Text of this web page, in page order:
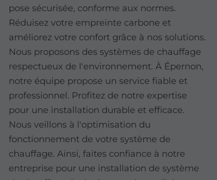
pose sécurisée, conforme aux normes.
Réduisez votre empreinte carbone et
améliorez votre confort grâce à nos solutions.
Nous proposons des systèmes de chauffage
respectueux de l'environnement. À Épernon,
notre équipe propose un service fiable et
professionnel. Profitez de notre expertise
pour une installation durable et efficace.
Nous veillons à l'optimisation du
fonctionnement de votre système de
chauffage. Ainsi, faites confiance à notre
entreprise pour une installation de système